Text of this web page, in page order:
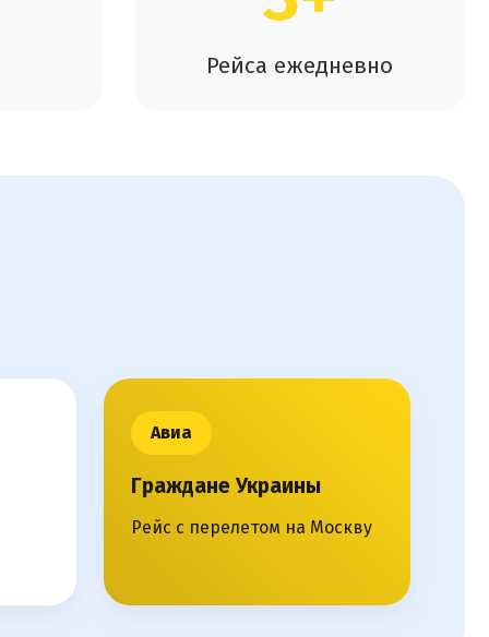
Рейса ежедневно
Авиа
Граждане Украины
Рейс с перелетом на Москву